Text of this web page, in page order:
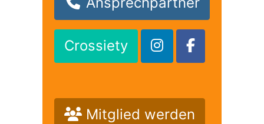
Crossiety
Mitglied werden